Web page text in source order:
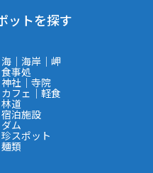
ットを探す
海｜海岸｜岬
食事処
神社｜寺院
カフェ｜軽食
林道
宿泊施設
ダム
珍スポット
麺類